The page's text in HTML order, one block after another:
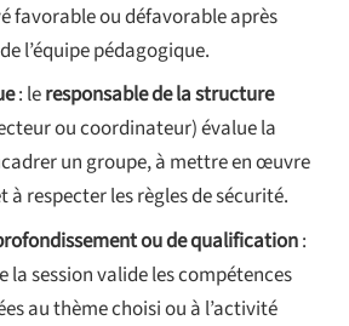
favorable ou défavorable après
l’équipe pédagogique.
: leresponsable de la structure
ou coordinateur) évalue la
un groupe, à mettre en œuvre
à respecter les règles de sécurité.
ou de qualification:
la session valide les compétences
au thème choisi ou à l’activité